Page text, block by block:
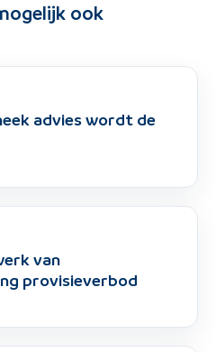
ook
advies wordt de
van
provisieverbod